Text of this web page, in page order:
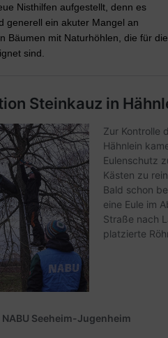
Nisthilfen aufgestellt, denn es
generell ein akuter Mangel an
Bäumen mit Naturhöhlen, die für die
sind.